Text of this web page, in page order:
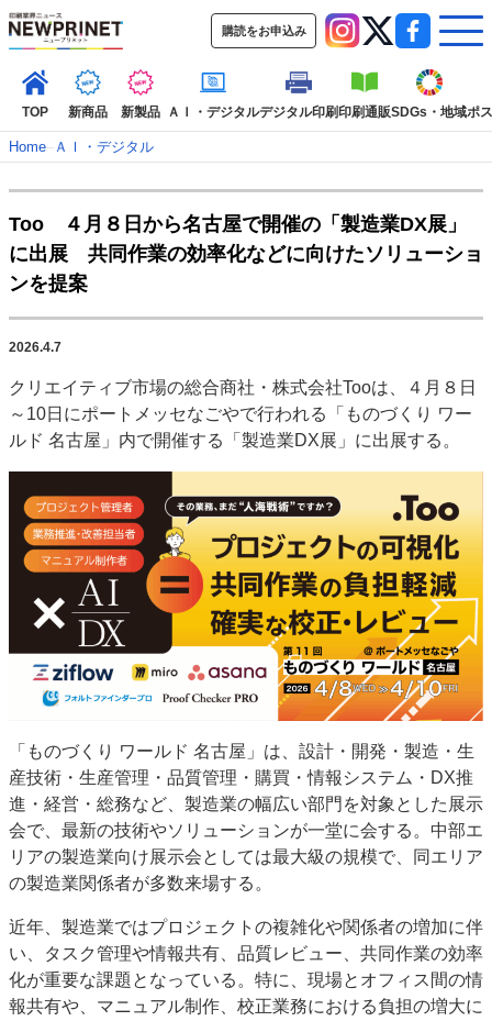
購読をお申込み
TOP 新商品 新製品 ＡＩ・デジタルデジタル印刷印刷通販SDGs・地域ポ
TOP
新着記事 特集記事
動画コンテンツ
インタビュー
コレクション
新商品
ポストプレス ビジネス イベント
市場・統計
人事・移転・異動・訃報
特集記事カテゴリー一覧
特集・デジタル印刷 アイデアで勝負！ ～多様なビジネス・多彩な商材～
JAPAN PACK 2023 特集
中古印刷機・製本機特集
2022 検査・校正特集
特集・デジタル印刷 ～ 新成長軌道を描く
案内
発刊案内
JFPI印刷用語集 印刷機材年鑑
運営
お問い合わせ
Home– ＡＩ・デジタル
Too ４月８日から名古屋で開催の「製造業DX展」
に出展 共同作業の効率化などに向けたソリューショ
ンを提案
2026.4.7
クリエイティブ市場の総合商社・株式会社Tooは、４月８日
～10日にポートメッセなごやで行われる「ものづくり ワー
ルド 名古屋」内で開催する「製造業DX展」に出展する。
「ものづくり ワールド 名古屋」は、設計・開発・製造・生
産技術・生産管理・品質管理・購買・情報システム・DX推
進・経営・総務など、製造業の幅広い部門を対象とした展示
会で、最新の技術やソリューションが一堂に会する。中部エ
リアの製造業向け展示会としては最大級の規模で、同エリア
の製造業関係者が多数来場する。
近年、製造業ではプロジェクトの複雑化や関係者の増加に伴
い、タスク管理や情報共有、品質レビュー、共同作業の効率
化が重要な課題となっている。特に、現場とオフィス間の情
報共有や、マニュアル制作、校正業務における負担の増大に